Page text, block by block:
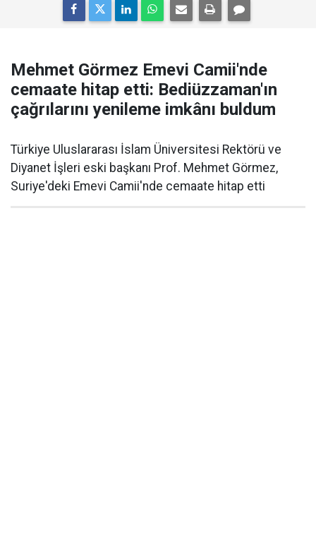
Mehmet Görmez Emevi Camii'nde
cemaate hitap etti: Bediüzzaman'ın
çağrılarını yenileme imkânı buldum
Türkiye Uluslararası İslam Üniversitesi Rektörü ve
Diyanet İşleri eski başkanı Prof. Mehmet Görmez,
Suriye'deki Emevi Camii'nde cemaate hitap etti